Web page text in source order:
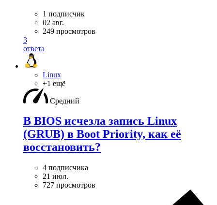
1 подписчик
02 авг.
249 просмотров
3
ответа
Linux
+1 ещё
Средний
В BIOS исчезла запись Linux
(GRUB) в Boot Priority, как её
восстановить?
4 подписчика
21 июл.
727 просмотров